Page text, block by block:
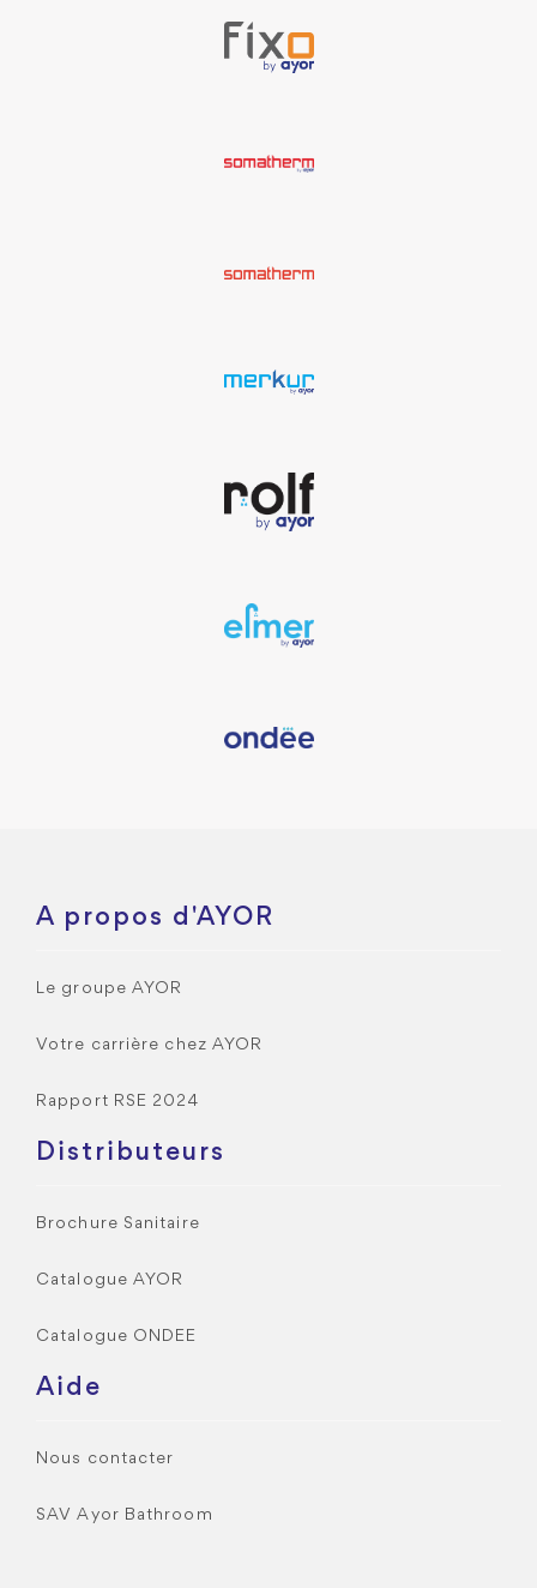
A propos d'AYOR
Le groupe AYOR
Votre carrière chez AYOR
Rapport RSE 2024
Distributeurs
Brochure Sanitaire
Catalogue AYOR
Catalogue ONDEE
Aide
Nous contacter
SAV Ayor Bathroom